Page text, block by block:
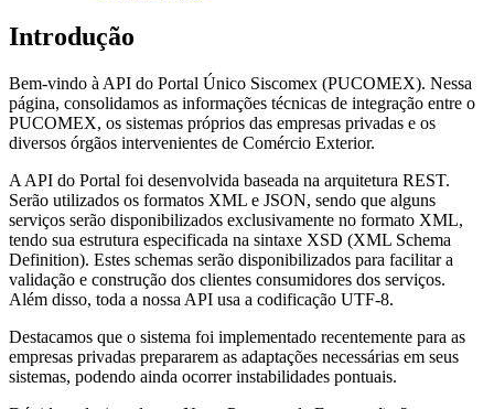
Introdução
Bem-vindo à API do Portal Único Siscomex (PUCOMEX). Nessa
página, consolidamos as informações técnicas de integração entre o
PUCOMEX, os sistemas próprios das empresas privadas e os
diversos órgãos intervenientes de Comércio Exterior.
A API do Portal foi desenvolvida baseada na arquitetura REST.
Serão utilizados os formatos XML e JSON, sendo que alguns
serviços serão disponibilizados exclusivamente no formato XML,
tendo sua estrutura especificada na sintaxe XSD (XML Schema
Definition). Estes schemas serão disponibilizados para facilitar a
validação e construção dos clientes consumidores dos serviços.
Além disso, toda a nossa API usa a codificação UTF-8.
Destacamos que o sistema foi implementado recentemente para as
empresas privadas prepararem as adaptações necessárias em seus
sistemas, podendo ainda ocorrer instabilidades pontuais.